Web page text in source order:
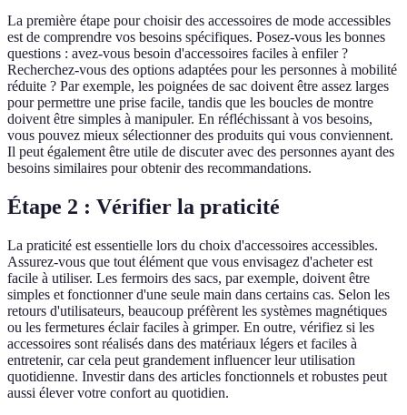
La première étape pour choisir des accessoires de mode accessibles
est de comprendre vos besoins spécifiques. Posez-vous les bonnes
questions : avez-vous besoin d'accessoires faciles à enfiler ?
Recherchez-vous des options adaptées pour les personnes à mobilité
réduite ? Par exemple, les poignées de sac doivent être assez larges
pour permettre une prise facile, tandis que les boucles de montre
doivent être simples à manipuler. En réfléchissant à vos besoins,
vous pouvez mieux sélectionner des produits qui vous conviennent.
Il peut également être utile de discuter avec des personnes ayant des
besoins similaires pour obtenir des recommandations.
Étape 2 : Vérifier la praticité
La praticité est essentielle lors du choix d'accessoires accessibles.
Assurez-vous que tout élément que vous envisagez d'acheter est
facile à utiliser. Les fermoirs des sacs, par exemple, doivent être
simples et fonctionner d'une seule main dans certains cas. Selon les
retours d'utilisateurs, beaucoup préfèrent les systèmes magnétiques
ou les fermetures éclair faciles à grimper. En outre, vérifiez si les
accessoires sont réalisés dans des matériaux légers et faciles à
entretenir, car cela peut grandement influencer leur utilisation
quotidienne. Investir dans des articles fonctionnels et robustes peut
aussi élever votre confort au quotidien.